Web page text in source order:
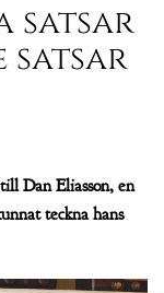
satsar
satsar
Dan Eliasson, en
teckna hans